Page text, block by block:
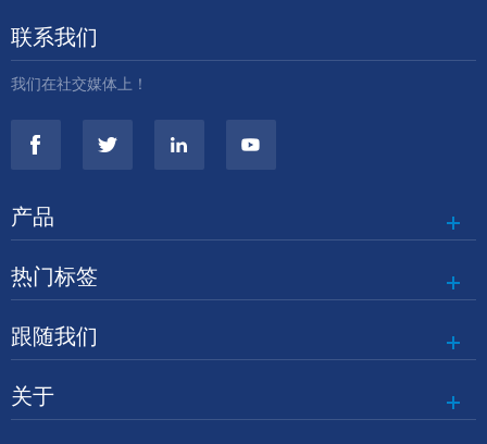
联系我们
我们在社交媒体上！
产品
热门标签
跟随我们
关于